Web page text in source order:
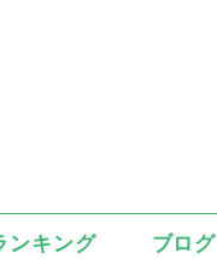
ンキング ブログ